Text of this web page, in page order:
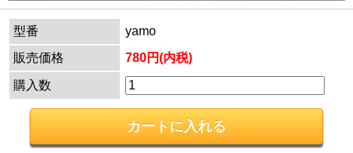
型番
yamo
販売価格
780円(内税)
購入数